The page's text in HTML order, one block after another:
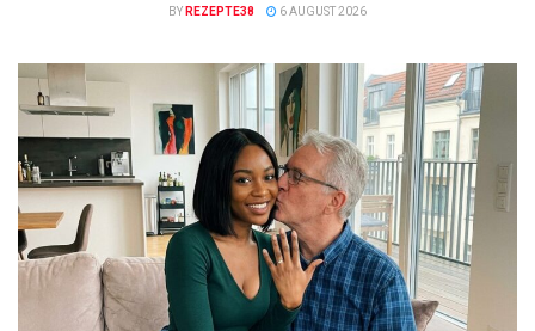
BY REZEPTE38 6 AUGUST 2026